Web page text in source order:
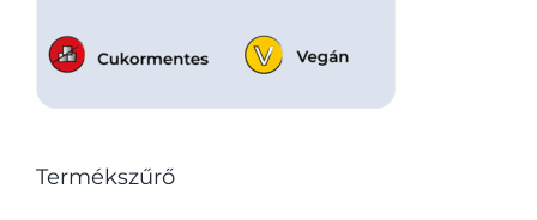
Termékszűrő